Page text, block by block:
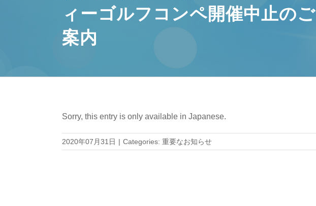
ィーゴルフコンペ開催中止のご
案内
Sorry, this entry is only available in Japanese.
2020年07月31日 | Categories: 重要なお知らせ